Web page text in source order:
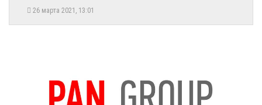
26 марта 2021, 13:01